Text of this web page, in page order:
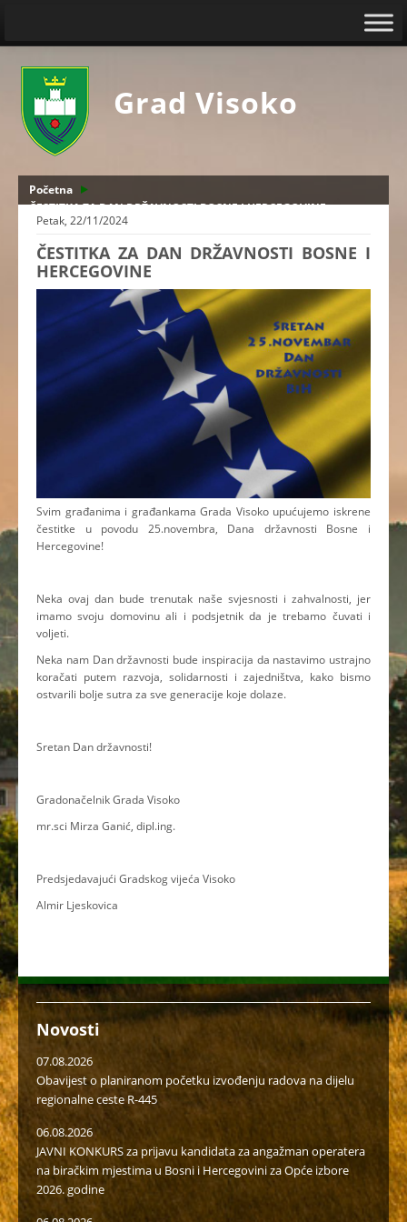
Grad Visoko
Početna
ČESTITKA ZA DAN DRŽAVNOSTI BOSNE I HERCEGOVINE
Petak, 22/11/2024
ČESTITKA ZA DAN DRŽAVNOSTI BOSNE I
HERCEGOVINE
Svim građanima i građankama Grada Visoko upućujemo iskrene
čestitke u povodu 25.novembra, Dana državnosti Bosne i
Hercegovine!
Neka ovaj dan bude trenutak naše svjesnosti i zahvalnosti, jer
imamo svoju domovinu ali i podsjetnik da je trebamo čuvati i
voljeti.
Neka nam Dan državnosti bude inspiracija da nastavimo ustrajno
koračati putem razvoja, solidarnosti i zajedništva, kako bismo
ostvarili bolje sutra za sve generacije koje dolaze.
Sretan Dan državnosti!
Gradonačelnik Grada Visoko
mr.sci Mirza Ganić, dipl.ing.
Predsjedavajući Gradskog vijeća Visoko
Almir Ljeskovica
Novosti
07.08.2026
Obavijest o planiranom početku izvođenju radova na dijelu
regionalne ceste R-445
06.08.2026
JAVNI KONKURS za prijavu kandidata za angažman operatera
na biračkim mjestima u Bosni i Hercegovini za Opće izbore
2026. godine